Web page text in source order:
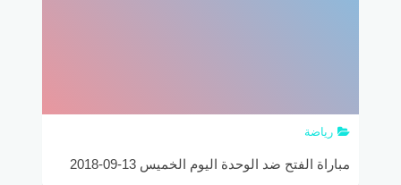
رياضة
مباراة الفتح ضد الوحدة اليوم الخميس 13-09-2018